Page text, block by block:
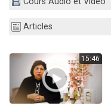
Articles
15:46